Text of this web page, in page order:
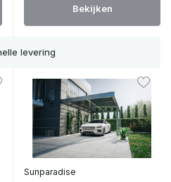
Bekijken
levering
Sunparadise